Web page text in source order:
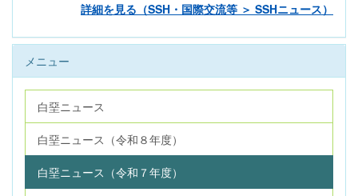
詳細を見る（SSH・国際交流等 ＞ SSHニュース）
メニュー
白堊ニュース
白堊ニュース（令和８年度）
白堊ニュース（令和７年度）